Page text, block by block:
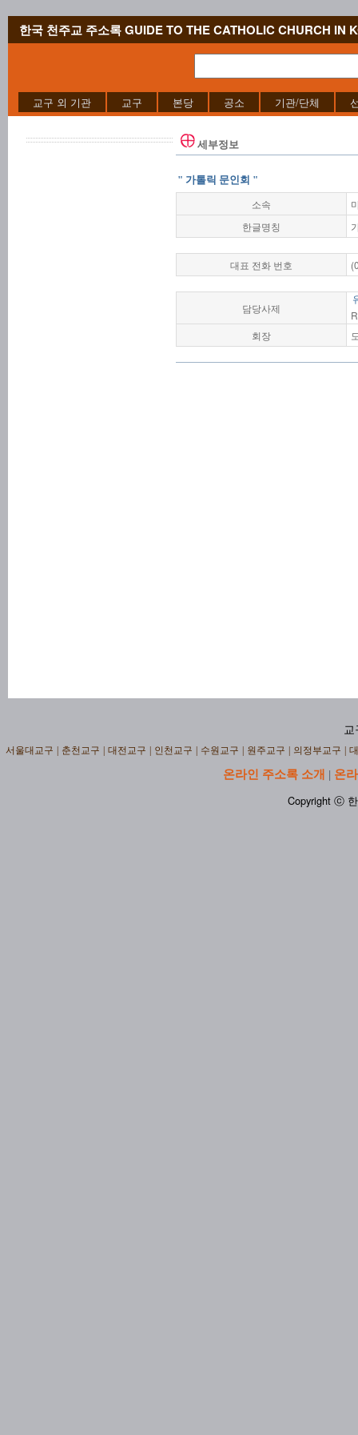
한국 천주교 주소록 GUIDE TO THE CATHOLIC CHURCH IN
교구 외 기관 교구 본당 공소 기관/단체
세부정보
" 가톨릭 문인회 "
소속
한글명칭
대표 전화 번호
담당사제
회장
교
서울대교구 춘천교구 대전교구 인천교구 수원교구 원주교구 의정부교구
온라인 주소록 소개 | 온
Copyright ⓒ